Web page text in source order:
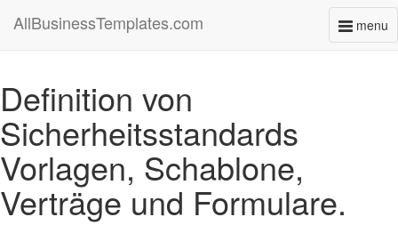
menu
AllBusinessTemplates.com
Definition von
Sicherheitsstandards
Vorlagen, Schablone,
Verträge und Formulare.